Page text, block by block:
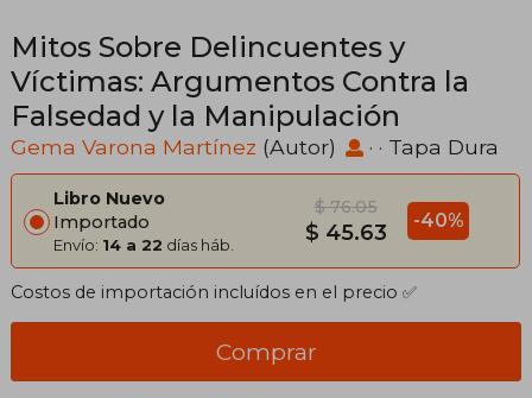
Mitos Sobre Delincuentes y
Víctimas: Argumentos Contra la
Falsedad y la Manipulación
Gema Varona Martínez (Autor) · · Tapa Dura
Libro Nuevo
Importado
Envío: 14 a 22 días háb.
$ 76.05
$ 45.63 -40%
Costos de importación incluídos en el precio ✅
Comprar